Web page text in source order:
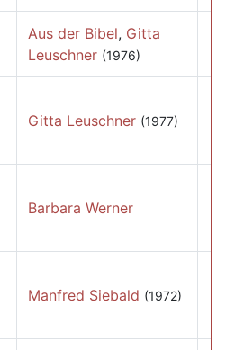
Aus der Bibel, Gitta
Leuschner (1976)
Gitta Leuschner (1977)
Barbara Werner
Manfred Siebald (1972)